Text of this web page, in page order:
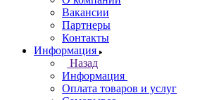
Вакансии
Партнеры
Контакты
Информация
Назад
Информация
Оплата товаров и услуг